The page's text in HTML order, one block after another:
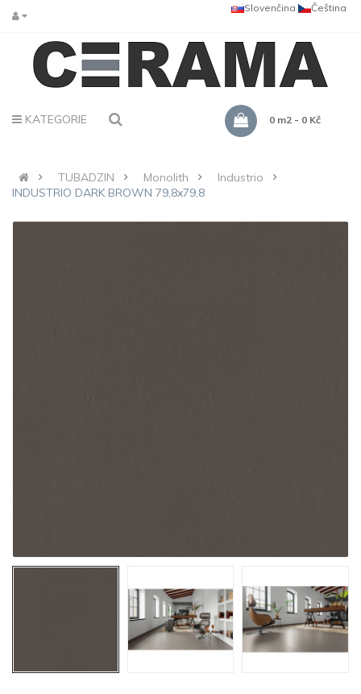
Čeština
Slovenčina
KATEGORIE 0 m2 - 0 Kč
TUBADZIN Monolith
Industrio
INDUSTRIO DARK BROWN 79,8x79,8